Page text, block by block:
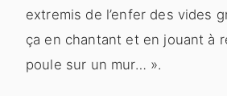
extremis de l’enfer des vides
ça en chantant et en jouant à
poule sur un mur… ».